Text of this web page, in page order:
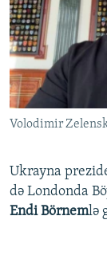
Volodimir
Ukrayna
də Londonda
Endi Börnemlə